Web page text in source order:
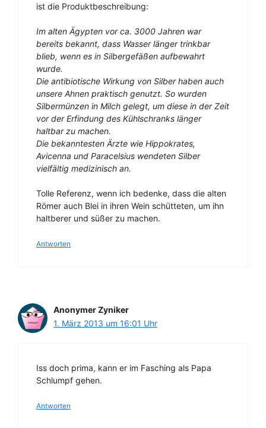
ist die Produktbeschreibung:
Im alten Ägypten vor ca. 3000 Jahren war
bereits bekannt, dass Wasser länger trinkbar
blieb, wenn es in Silbergefäßen aufbewahrt
wurde.
Die antibiotische Wirkung von Silber haben auch
unsere Ahnen praktisch genutzt. So wurden
Silbermünzen in Milch gelegt, um diese in der Zeit
vor der Erfindung des Kühlschranks länger
haltbar zu machen.
Die bekanntesten Ärzte wie Hippokrates,
Avicenna und Paracelsius wendeten Silber
vielfältig medizinisch an.
Tolle Referenz, wenn ich bedenke, dass die alten
Römer auch Blei in ihren Wein schütteten, um ihn
haltberer und süßer zu machen.
Antworten
Anonymer Zyniker
1. März 2013 um 16:01 Uhr
Iss doch prima, kann er im Fasching als Papa
Schlumpf gehen.
Antworten